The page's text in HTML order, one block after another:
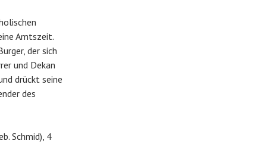
Amtszeit.
der sich
und Dekan
drückt seine
des
Schmid), 4